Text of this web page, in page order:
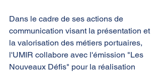
Dans le cadre de ses actions de
communication visant la présentation et
la valorisation des métiers portuaires,
l'UMIR collabore avec l'émission "Les
Nouveaux Défis" pour la réalisation